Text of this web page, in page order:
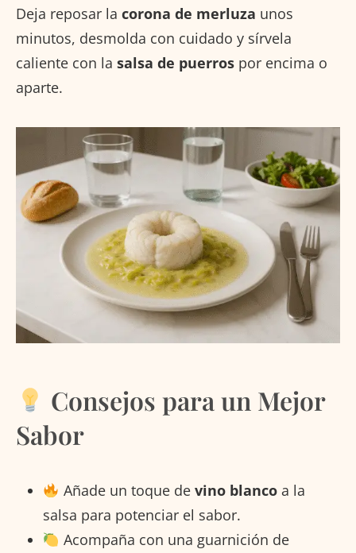
Deja reposar la corona de merluza unos
minutos, desmolda con cuidado y sírvela
caliente con la salsa de puerros por encima o
aparte.
Consejos para un Mejor
Sabor
Añade un toque de vino blancoa la
salsa para potenciar el sabor.
Acompaña con una guarnición de